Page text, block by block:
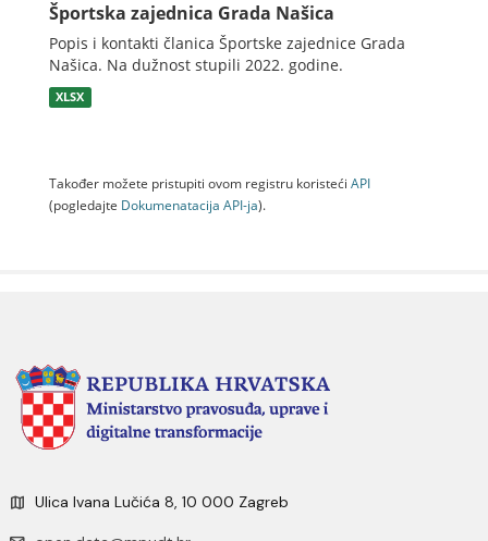
Športska zajednica Grada Našica
Popis i kontakti članica Športske zajednice Grada
Našica. Na dužnost stupili 2022. godine.
XLSX
Također možete pristupiti ovom registru koristeći API
(pogledajte Dokumenаtаcijа API-jа).